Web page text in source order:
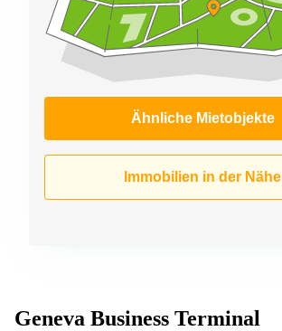
Ähnliche Mietobjekte
Immobilien in der Nähe
Geneva Business Terminal